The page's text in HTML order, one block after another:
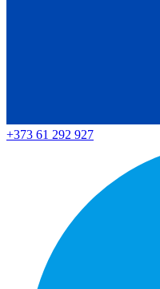
+373 61 292 927